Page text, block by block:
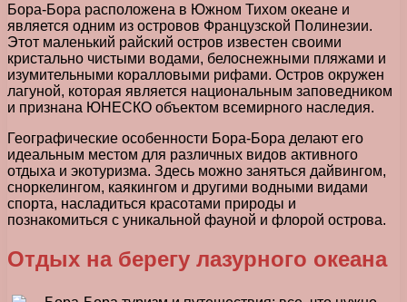
Бора-Бора расположена в Южном Тихом океане и
является одним из островов Французской Полинезии.
Этот маленький райский остров известен своими
кристально чистыми водами, белоснежными пляжами и
изумительными коралловыми рифами. Остров окружен
лагуной, которая является национальным заповедником
и признана ЮНЕСКО объектом всемирного наследия.
Географические особенности Бора-Бора делают его
идеальным местом для различных видов активного
отдыха и экотуризма. Здесь можно заняться дайвингом,
сноркелингом, каякингом и другими водными видами
спорта, насладиться красотами природы и
познакомиться с уникальной фауной и флорой острова.
Отдых на берегу лазурного океана